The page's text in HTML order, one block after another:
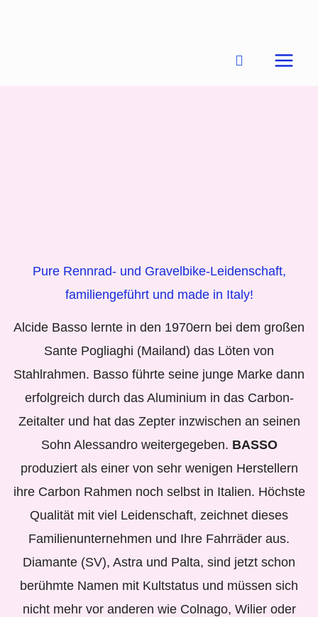
Pure Rennrad- und Gravelbike-Leidenschaft,
familiengeführt und made in Italy!
Alcide Basso lernte in den 1970ern bei dem großen
Sante Pogliaghi (Mailand) das Löten von
Stahlrahmen. Basso führte seine junge Marke dann
erfolgreich durch das Aluminium in das Carbon-
Zeitalter und hat das Zepter inzwischen an seinen
Sohn Alessandro weitergegeben. BASSO
produziert als einer von sehr wenigen Herstellern
ihre Carbon Rahmen noch selbst in Italien. Höchste
Qualität mit viel Leidenschaft, zeichnet dieses
Familienunternehmen und Ihre Fahrräder aus.
Diamante (SV), Astra und Palta, sind jetzt schon
berühmte Namen mit Kultstatus und müssen sich
nicht mehr vor anderen wie Colnago, Wilier oder